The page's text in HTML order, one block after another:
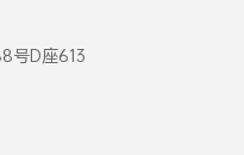
号D座613